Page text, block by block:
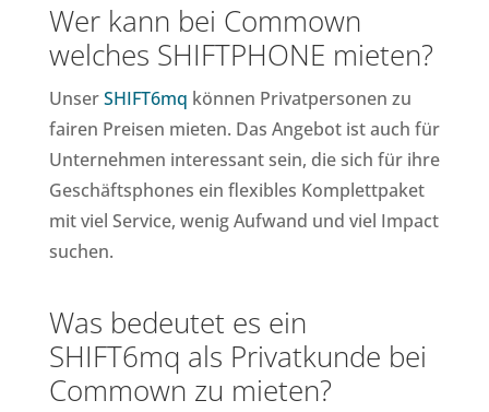
Wer kann bei Commown
welches SHIFTPHONE mieten?
UnserSHIFT6mq können Privatpersonen zu
fairen Preisen mieten. Das Angebot ist auch für
Unternehmen interessant sein, die sich für ihre
Geschäftsphones ein flexibles Komplettpaket
mit viel Service, wenig Aufwand und viel Impact
suchen.
Was bedeutet es ein
SHIFT6mq als Privatkunde bei
Commown zu mieten?